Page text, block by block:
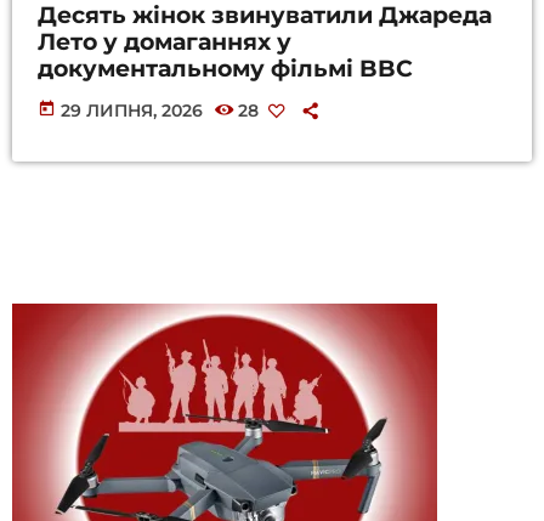
Десять жінок звинуватили Джареда
Лето у домаганнях у
документальному фільмі BBC
today 29 ЛИПНЯ, 2026 28